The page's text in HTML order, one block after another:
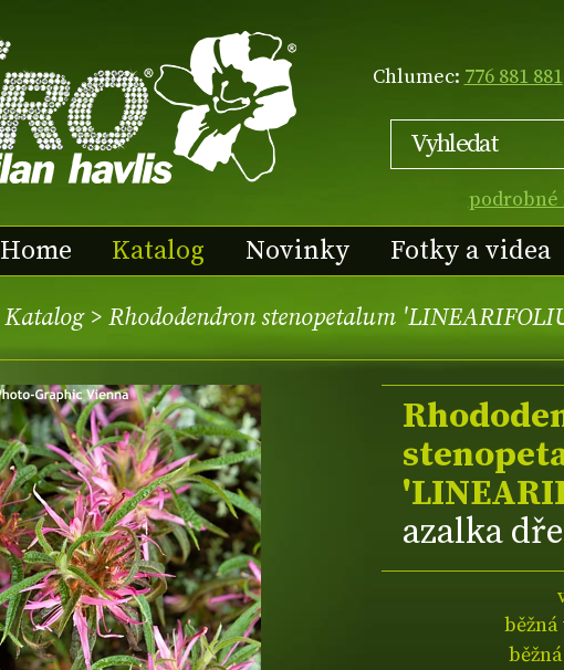
Chlumec: 776 881 881
Home Katalog Novinky Fotky a videa
Katalog> Rhododendron stenopetalum
azalka
běžná